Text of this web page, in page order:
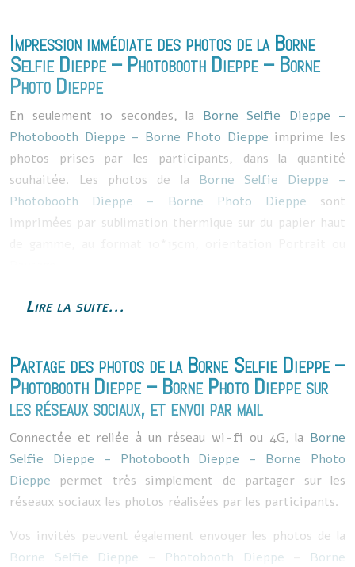
Impression immédiate des photos de la Borne
Selfie Dieppe – Photobooth Dieppe – Borne
Photo Dieppe
En seulement 10 secondes, la Borne Selfie Dieppe –
Photobooth Dieppe – Borne Photo Dieppe imprime les
photos prises par les participants, dans la quantité
souhaitée. Les photos de la Borne Selfie Dieppe –
Photobooth Dieppe – Borne Photo Dieppe sont
imprimées par sublimation thermique sur du papier haut
Entièrement paramétrable, la
événement en y ajoutant votre logo, la phrase de votre
choix ou tout autre élément d’habillage souhaité.
Lire la suite...
Partage des photos de la Borne Selfie Dieppe –
Photobooth Dieppe – Borne Photo Dieppesur
les réseaux sociaux, et envoi par mail
Connectée et reliée à un réseau wi-fi ou 4G, la Borne
Selfie Dieppe – Photobooth Dieppe – Borne Photo
Dieppe permet très simplement de partager sur les
réseaux sociaux les photos réalisées par les participants.
Vos invités peuvent également envoyer les photos de la
Borne Selfie Dieppe
Photobooth Dieppe
Borne